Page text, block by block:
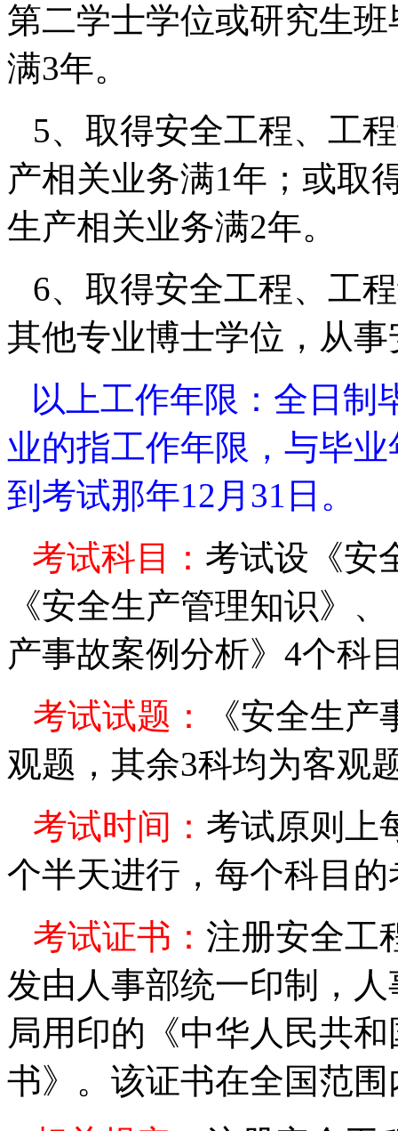
第二学士学位或研究生
满3年。
5、取得安全工程、工
产相关业务满1年；或取
生产相关业务满2年。
6、取得安全工程、工
其他专业博士学位，从
以上工作年限：全日制
业的指工作年限，与毕
到考试那年12 月 31 日。
考试科目： 考试设《安
《安全生产管理知识》
产事故案例分析》 4个科
考试试题：
《安全生
观题，其余3科均为客观
考试时间： 考试原则上
个半天进行，每个科目
考试证书： 注册安全工
发由人事部统一印制，
局用印的《中华人民共
书》。该证书在全国范